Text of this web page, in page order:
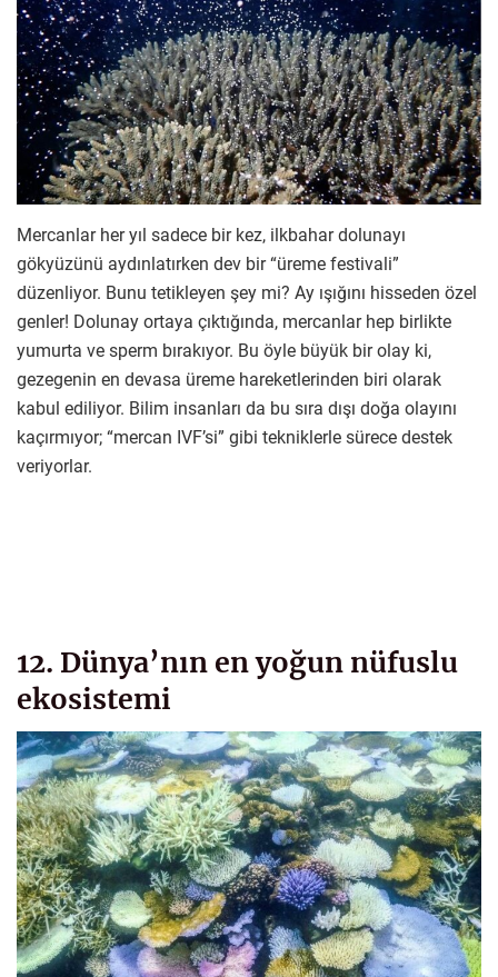
Mercanlar her yıl sadece bir kez, ilkbahar dolunayı
gökyüzünü aydınlatırken dev bir “üreme festivali”
düzenliyor. Bunu tetikleyen şey mi? Ay ışığını hisseden özel
genler! Dolunay ortaya çıktığında, mercanlar hep birlikte
yumurta ve sperm bırakıyor. Bu öyle büyük bir olay ki,
gezegenin en devasa üreme hareketlerinden biri olarak
kabul ediliyor. Bilim insanları da bu sıra dışı doğa olayını
kaçırmıyor; “mercan IVF’si” gibi tekniklerle sürece destek
veriyorlar.
12. Dünya’nın en yoğun nüfuslu
ekosistemi